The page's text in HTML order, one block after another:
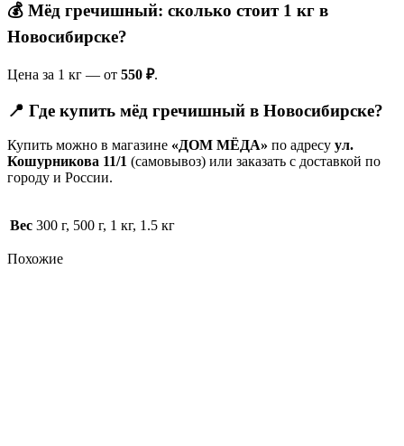
💰 Мёд гречишный: сколько стоит 1 кг в
Новосибирске?
Цена за 1 кг — от 550 ₽.
📍 Где купить мёд гречишный в Новосибирске?
Купить можно в магазине «ДОМ МЁДА» по адресу ул.
Кошурникова 11/1 (самовывоз) или заказать с доставкой по
городу и России.
Вес 300 г, 500 г, 1 кг, 1.5 кг
Похожие